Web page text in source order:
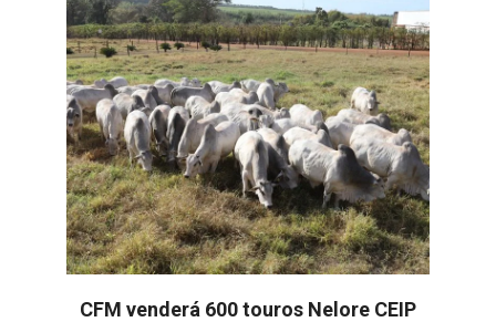
CFM venderá 600 touros Nelore CEIP